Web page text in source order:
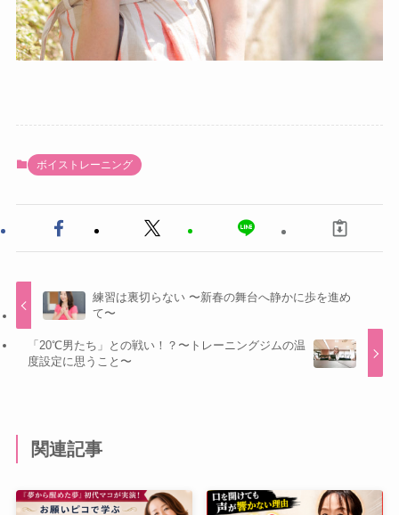
ボイストレーニング
練習は裏切らない 〜新春の舞台へ静かに歩を進め
て〜
「20℃男たち」との戦い！？〜トレーニングジムの温
度設定に思うこと〜
関連記事